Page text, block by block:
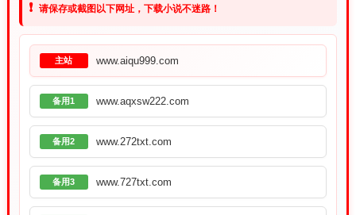
❗ 请保存或截图以下网址，下载小说不迷路！
主站 www.aiqu999.com
备用1 www.aqxsw222.com
备用2 www.272txt.com
备用3 www.727txt.com